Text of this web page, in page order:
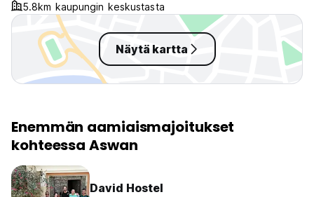
5.8km kaupungin keskustasta
Näytä kartta
Enemmän aamiaismajoitukset
kohteessa Aswan
David Hostel